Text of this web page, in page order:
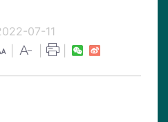
07-11